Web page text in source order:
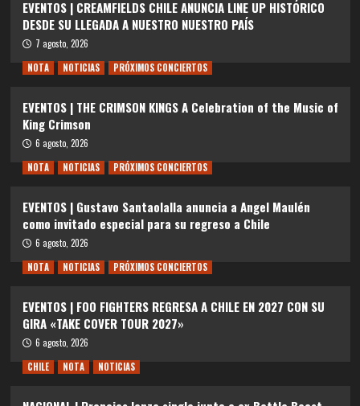
EVENTOS | CREAMFIELDS CHILE ANUNCIA LINE UP HISTÓRICO
DESDE SU LLEGADA A NUESTRO NUESTRO PAÍS
7 agosto, 2026
NOTA
NOTICIAS PRÓXIMOS CONCIERTOS
EVENTOS | THE CRIMSON KINGS A Celebration of the Music of
King Crimson
6 agosto, 2026
NOTA
NOTICIAS PRÓXIMOS CONCIERTOS
EVENTOS | Gustavo Santaolalla anuncia a Angel Maulén
como invitado especial para su regreso a Chile
6 agosto, 2026
NOTA
NOTICIAS PRÓXIMOS CONCIERTOS
EVENTOS | FOO FIGHTERS REGRESA A CHILE EN 2027 CON SU
GIRA «TAKE COVER TOUR 2027»
6 agosto, 2026
CHILE
NOTA NOTICIAS